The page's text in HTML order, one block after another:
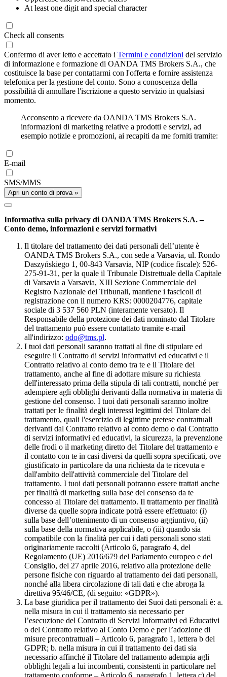
At least one digit and special character
Check all consents
Confermo di aver letto e accettato i Termini e condizioni del servizio
di informazione e formazione di OANDA TMS Brokers S.A., che
costituisce la base per contattarmi con l'offerta e fornire assistenza
telefonica per la gestione del conto. Sono a conoscenza della
possibilità di annullare l'iscrizione a questo servizio in qualsiasi
momento.
Acconsento a ricevere da OANDA TMS Brokers S.A.
informazioni di marketing relative a prodotti e servizi, ad
esempio notizie e promozioni, ai recapiti da me forniti tramite:
E-mail
SMS/MMS
Apri un conto di prova »
Informativa sulla privacy di OANDA TMS Brokers S.A. –
Conto demo, informazioni e servizi formativi
Il titolare del trattamento dei dati personali dell’utente è
OANDA TMS Brokers S.A., con sede a Varsavia, ul. Rondo
Daszyńskiego 1, 00-843 Varsavia, NIP (codice fiscale): 526-
275-91-31, per la quale il Tribunale Distrettuale della Capitale
di Varsavia a Varsavia, XIII Sezione Commerciale del
Registro Nazionale dei Tribunali, mantiene i fascicoli di
registrazione con il numero KRS: 0000204776, capitale
sociale di 3 537 560 PLN (interamente versato). Il
Responsabile della protezione dei dati nominato dal Titolare
del trattamento può essere contattato tramite e-mail
all'indirizzo: odo@tms.pl.
I tuoi dati personali saranno trattati al fine di stipulare ed
eseguire il Contratto di servizi informativi ed educativi e il
Contratto relativo al conto demo tra te e il Titolare del
trattamento, anche al fine di adottare misure su richiesta
dell'interessato prima della stipula di tali contratti, nonché per
adempiere agli obblighi derivanti dalla normativa in materia di
gestione del consenso. I tuoi dati personali saranno inoltre
trattati per le finalità degli interessi legittimi del Titolare del
trattamento, quali l'esercizio di legittime pretese contrattuali
derivanti dal Contratto relativo al conto demo o dal Contratto
di servizi informativi ed educativi, la sicurezza, la prevenzione
delle frodi o il marketing diretto del Titolare del trattamento e
il contatto con te in casi diversi da quelli sopra specificati, ove
giustificato in particolare da una richiesta da te ricevuta e
dall'ambito dell'attività commerciale del Titolare del
trattamento. I tuoi dati personali potranno essere trattati anche
per finalità di marketing sulla base del consenso da te
concesso al Titolare del trattamento. Il trattamento per finalità
diverse da quelle sopra indicate potrà essere effettuato: (i)
sulla base dell’ottenimento di un consenso aggiuntivo, (ii)
sulla base della normativa applicabile, o (iii) quando sia
compatibile con la finalità per cui i dati personali sono stati
originariamente raccolti (Articolo 6, paragrafo 4, del
Regolamento (UE) 2016/679 del Parlamento europeo e del
Consiglio, del 27 aprile 2016, relativo alla protezione delle
persone fisiche con riguardo al trattamento dei dati personali,
nonché alla libera circolazione di tali dati e che abroga la
direttiva 95/46/CE, (di seguito: «GDPR»).
La base giuridica per il trattamento dei Suoi dati personali è: a.
nella misura in cui il trattamento sia necessario per
l’esecuzione del Contratto di Servizi Informativi ed Educativi
o del Contratto relativo al Conto Demo e per l’adozione di
misure precontrattuali – Articolo 6, paragrafo 1, lettera b del
GDPR; b. nella misura in cui il trattamento dei dati sia
necessario affinché il Titolare del trattamento adempia agli
obblighi legali a lui incombenti, consistenti in particolare nel
trattamento conforme – Articolo 6, paragrafo 1, lettera c) del